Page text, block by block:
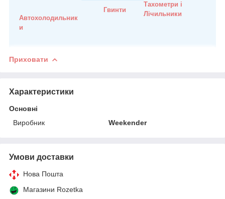
Автохолодильник
и
Гвинти
Тахометри і
Лічильники
Приховати
Характеристики
Основні
Виробник
Weekender
Умови доставки
Нова Пошта
Магазини Rozetka